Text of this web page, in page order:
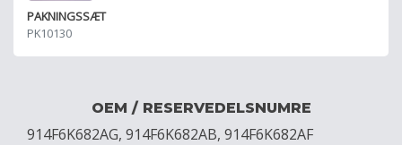
PAKNINGSSÆT
PK10130
OEM / RESERVEDELSNUMRE
914F6K682AG, 914F6K682AB, 914F6K682AF